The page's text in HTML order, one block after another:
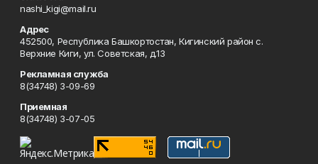
nashi_kigi@mail.ru
Адрес
452500, Республика Башкортостан, Кигинский район с.
Верхние Киги, ул. Советская, д.13
Рекламная служба
8(34748) 3-09-69
Приемная
8(34748) 3-07-05